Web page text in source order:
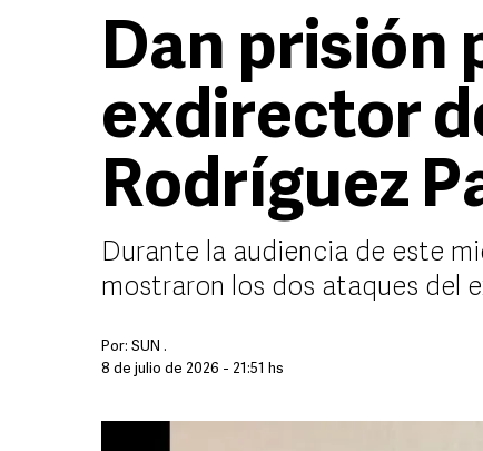
Dan prisión
exdirector
Rodríguez
Durante la audiencia de este
mostraron los dos ataques del
Por: SUN .
8 de julio de 2026 - 21:51 hs